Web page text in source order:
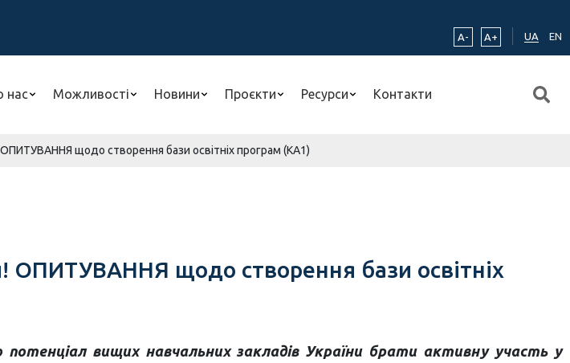
A-
A+ UA EN
нас Можливості Новини Проєкти Ресурси Контакти
щодо створення бази освітніх програм (КА1)
ОПИТУВАННЯ щодо створення бази освітніх
потенціал вищих навчальних закладів України брати активну участь у